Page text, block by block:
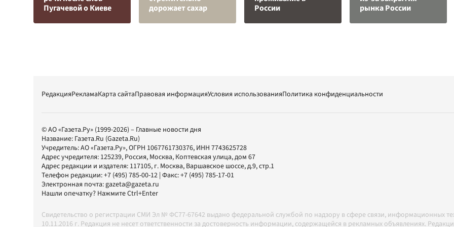
Пугачевой о Киеве
дорожает сахар
России
рынка России
РедакцияРекламаКарта сайтаПравовая информацияУсловия использованияПолитика конфиденциальности
© АО «Газета.Ру» (1999-2026) – Главные новости дня
Название: Газета.Ru (Gazeta.Ru)
Учредитель:АО «Газета.Ру», ОГРН 1067761730376, ИНН 7743625728
Адрес учредителя: 125239, Россия, Москва, Коптевская улица, дом 67
Адрес редакции и издателя: 117105, г. Москва, Варшавское шоссе, д.9, стр.1
Телефон редакции:+7 (495) 785-00-12 | Факс:+7 (495) 785-17-01
Электронная почта:gazeta@gazeta.ru
Нашли опечатку? Нажмите Ctrl+Enter
Свидетельство о регистрации СМИ Эл № ФС77-67642 выдано федеральной службой по надзору в сфере связи, информационных
10.11.2016 г. Редакция не несет ответственности за достоверность информации, содержащейся в рекламных объявлениях.